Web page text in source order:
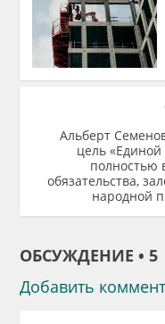
Альберт
цель
полностью
обязательства,
народной
ОБСУЖДЕНИЕ • 5
Добавить